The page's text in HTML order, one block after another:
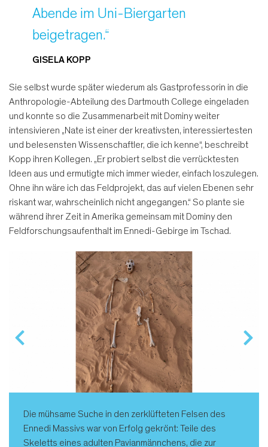
Abende im Uni-Biergarten
beigetragen.“
GISELA KOPP
Sie selbst wurde später wiederum als Gastprofessorin in die
Anthropologie-Abteilung des Dartmouth College eingeladen
und konnte so die Zusammenarbeit mit Dominy weiter
intensivieren „Nate ist einer der kreativsten, interessiertesten
und belesensten Wissenschaftler, die ich kenne“, beschreibt
Kopp ihren Kollegen. „Er probiert selbst die verrücktesten
Ideen aus und ermutigte mich immer wieder, einfach loszulegen.
Ohne ihn wäre ich das Feldprojekt, das auf vielen Ebenen sehr
riskant war, wahrscheinlich nicht angegan­gen.“ So plante sie
während ihrer Zeit in Amerika gemeinsam mit Dominy den
Feldforschungsaufenthalt im Ennedi-Gebirge im Tschad.
Die mühsame Suche in den zerklüfteten Felsen des
Ennedi Massivs war von Erfolg gekrönt: Teile des
Skeletts eines adulten Pavianmännchens, die zur